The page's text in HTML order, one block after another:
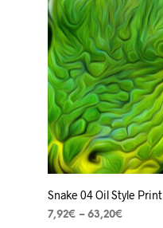
Snake 04 Oil Style Print
7,92€ – 63,20€